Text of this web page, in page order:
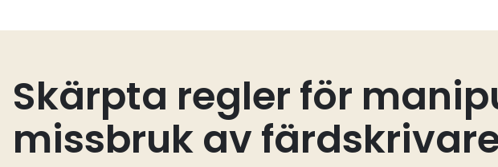
Skärpta regler för
missbruk av